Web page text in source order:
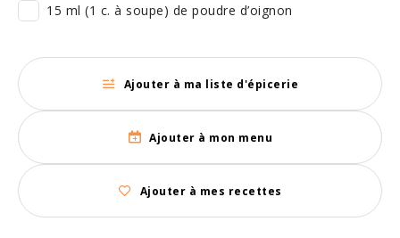
15 ml (1 c. à soupe) de poudre d’oignon
Ajouter à ma liste d'épicerie
Ajouter à mon menu
Ajouter à mes recettes